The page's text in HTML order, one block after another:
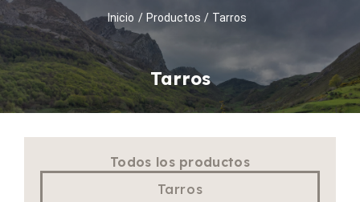
Inicio / Productos / Tarros
Tarros
Todos los productos
Tarros